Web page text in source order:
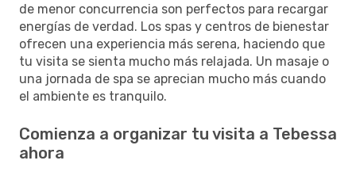
de menor concurrencia son perfectos para recargar
energías de verdad. Los spas y centros de bienestar
ofrecen una experiencia más serena, haciendo que
tu visita se sienta mucho más relajada. Un masaje o
una jornada de spa se aprecian mucho más cuando
el ambiente es tranquilo.
Comienza a organizar tu visita a Tebessa
ahora